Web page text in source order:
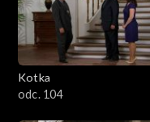
Kotka
odc. 104